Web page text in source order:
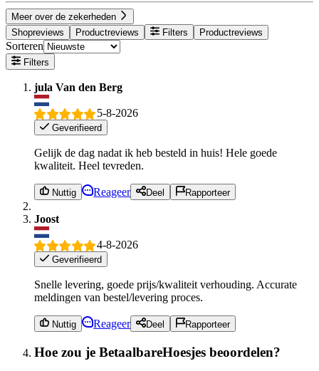
Meer over de zekerheden
Shopreviews
Productreviews Filters Productreviews
Sorteren
Filters
jula Van den Berg
5-8-2026
Geverifieerd
Gelijk de dag nadat ik heb besteld in huis! Hele goede
kwaliteit. Heel tevreden.
Nuttig Reageer Deel Rapporteer
Joost
4-8-2026
Geverifieerd
Snelle levering, goede prijs/kwaliteit verhouding. Accurate
meldingen van bestel/levering proces.
Nuttig Reageer Deel Rapporteer
Hoe zou je BetaalbareHoesjes beoordelen?